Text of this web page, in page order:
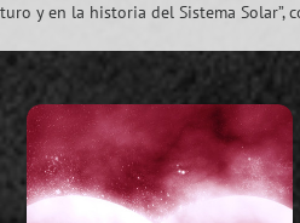
y en la historia del Sistema Solar”,